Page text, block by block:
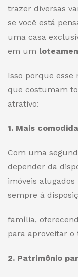
trazer diversas
se você está
uma casa
em um
Isso porque
que costumam
atrativo:
1. Mais
Com uma
depender da
imóveis
sempre à
família,
para aproveitar o
2. Patrimônio